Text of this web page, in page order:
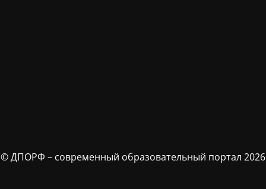
© ДПОРФ – современный образовательный портал 2026